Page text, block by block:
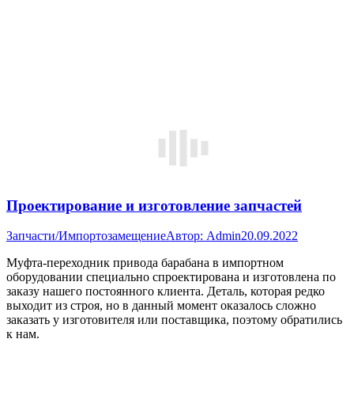
Проектирование и изготовление запчастей
Запчасти/ИмпортозамещениеАвтор: Admin20.09.2022
Муфта-переходник привода барабана в импортном
оборудовании специально спроектирована и изготовлена по
заказу нашего постоянного клиента. Деталь, которая редко
выходит из строя, но в данный момент оказалось сложно
заказать у изготовителя или поставщика, поэтому обратились
к нам.